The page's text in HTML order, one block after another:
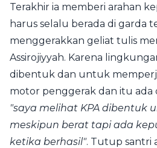
Terakhir ia memberi arahan
harus selalu berada di garda
menggerakkan geliat tulis
Assirojiyyah. Karena
dibentuk dan untuk
motor penggerak dan itu ada
"saya melihat KPA dibentuk
meskipun berat tapi ada
ketika berhasil". Tutup santri